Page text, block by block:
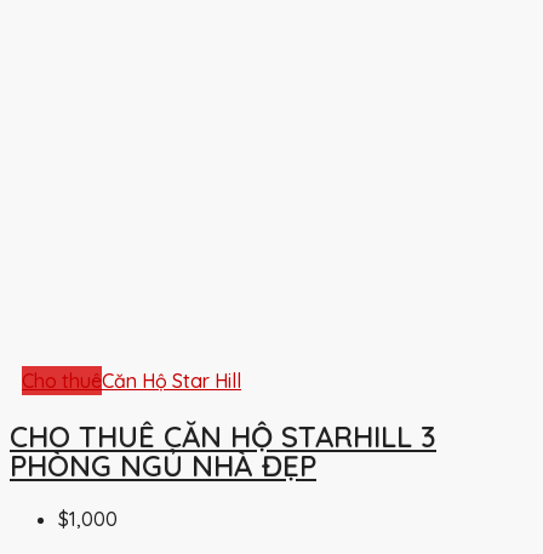
Cho thuêCăn Hộ Star Hill
CHO THUÊ CĂN HỘ STARHILL 3
PHÒNG NGỦ NHÀ ĐẸP
$1,000